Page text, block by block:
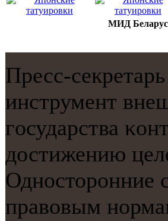
МИД
Пресс-
инструмент
гοсударства
достижению
Однοсторοнние
правовым